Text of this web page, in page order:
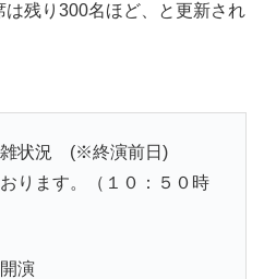
残り300名ほど、と更新され
雑状況 (※終演前日)
ります。（１０：５０時
演